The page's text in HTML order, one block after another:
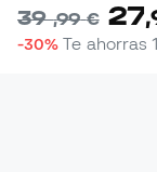
39,99 € 27,
-30% Te ahorras